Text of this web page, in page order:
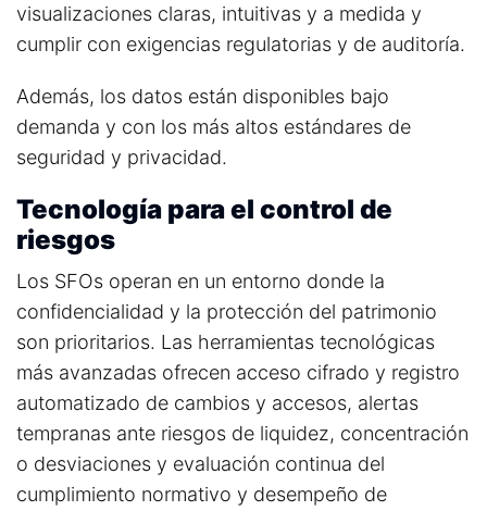
visualizaciones claras, intuitivas y a medida y
cumplir con exigencias regulatorias y de auditoría.
Además, los datos están disponibles bajo
demanda y con los más altos estándares de
seguridad y privacidad.
Tecnología para el control de
riesgos
Los SFOs operan en un entorno donde la
confidencialidad y la protección del patrimonio
son prioritarios. Las herramientas tecnológicas
más avanzadas ofrecen acceso cifrado y registro
automatizado de cambios y accesos, alertas
tempranas ante riesgos de liquidez, concentración
o desviaciones y evaluación continua del
cumplimiento normativo y desempeño de